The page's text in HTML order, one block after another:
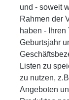
und - soweit
Rahmen der
haben - Ihren
Geburtsjahr
Listen zu
zu nutzen,
Angeboten